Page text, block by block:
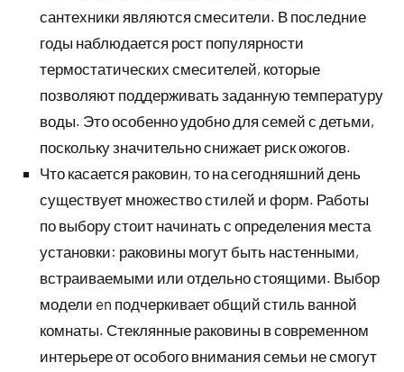
сантехники являются смесители. В последние
годы наблюдается рост популярности
термостатических смесителей, которые
позволяют поддерживать заданную температуру
воды. Это особенно удобно для семей с детьми,
поскольку значительно снижает риск ожогов.
Что касается раковин, то на сегодняшний день
существует множество стилей и форм. Работы
по выбору стоит начинать с определения места
установки: раковины могут быть настенными,
встраиваемыми или отдельно стоящими. Выбор
модели en подчеркивает общий стиль ванной
комнаты. Стеклянные раковины в современном
интерьере от особого внимания семьи не смогут